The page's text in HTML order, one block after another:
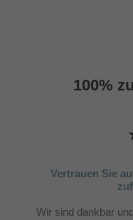
100%
Vertrauen Sie
Wir sind dankbar